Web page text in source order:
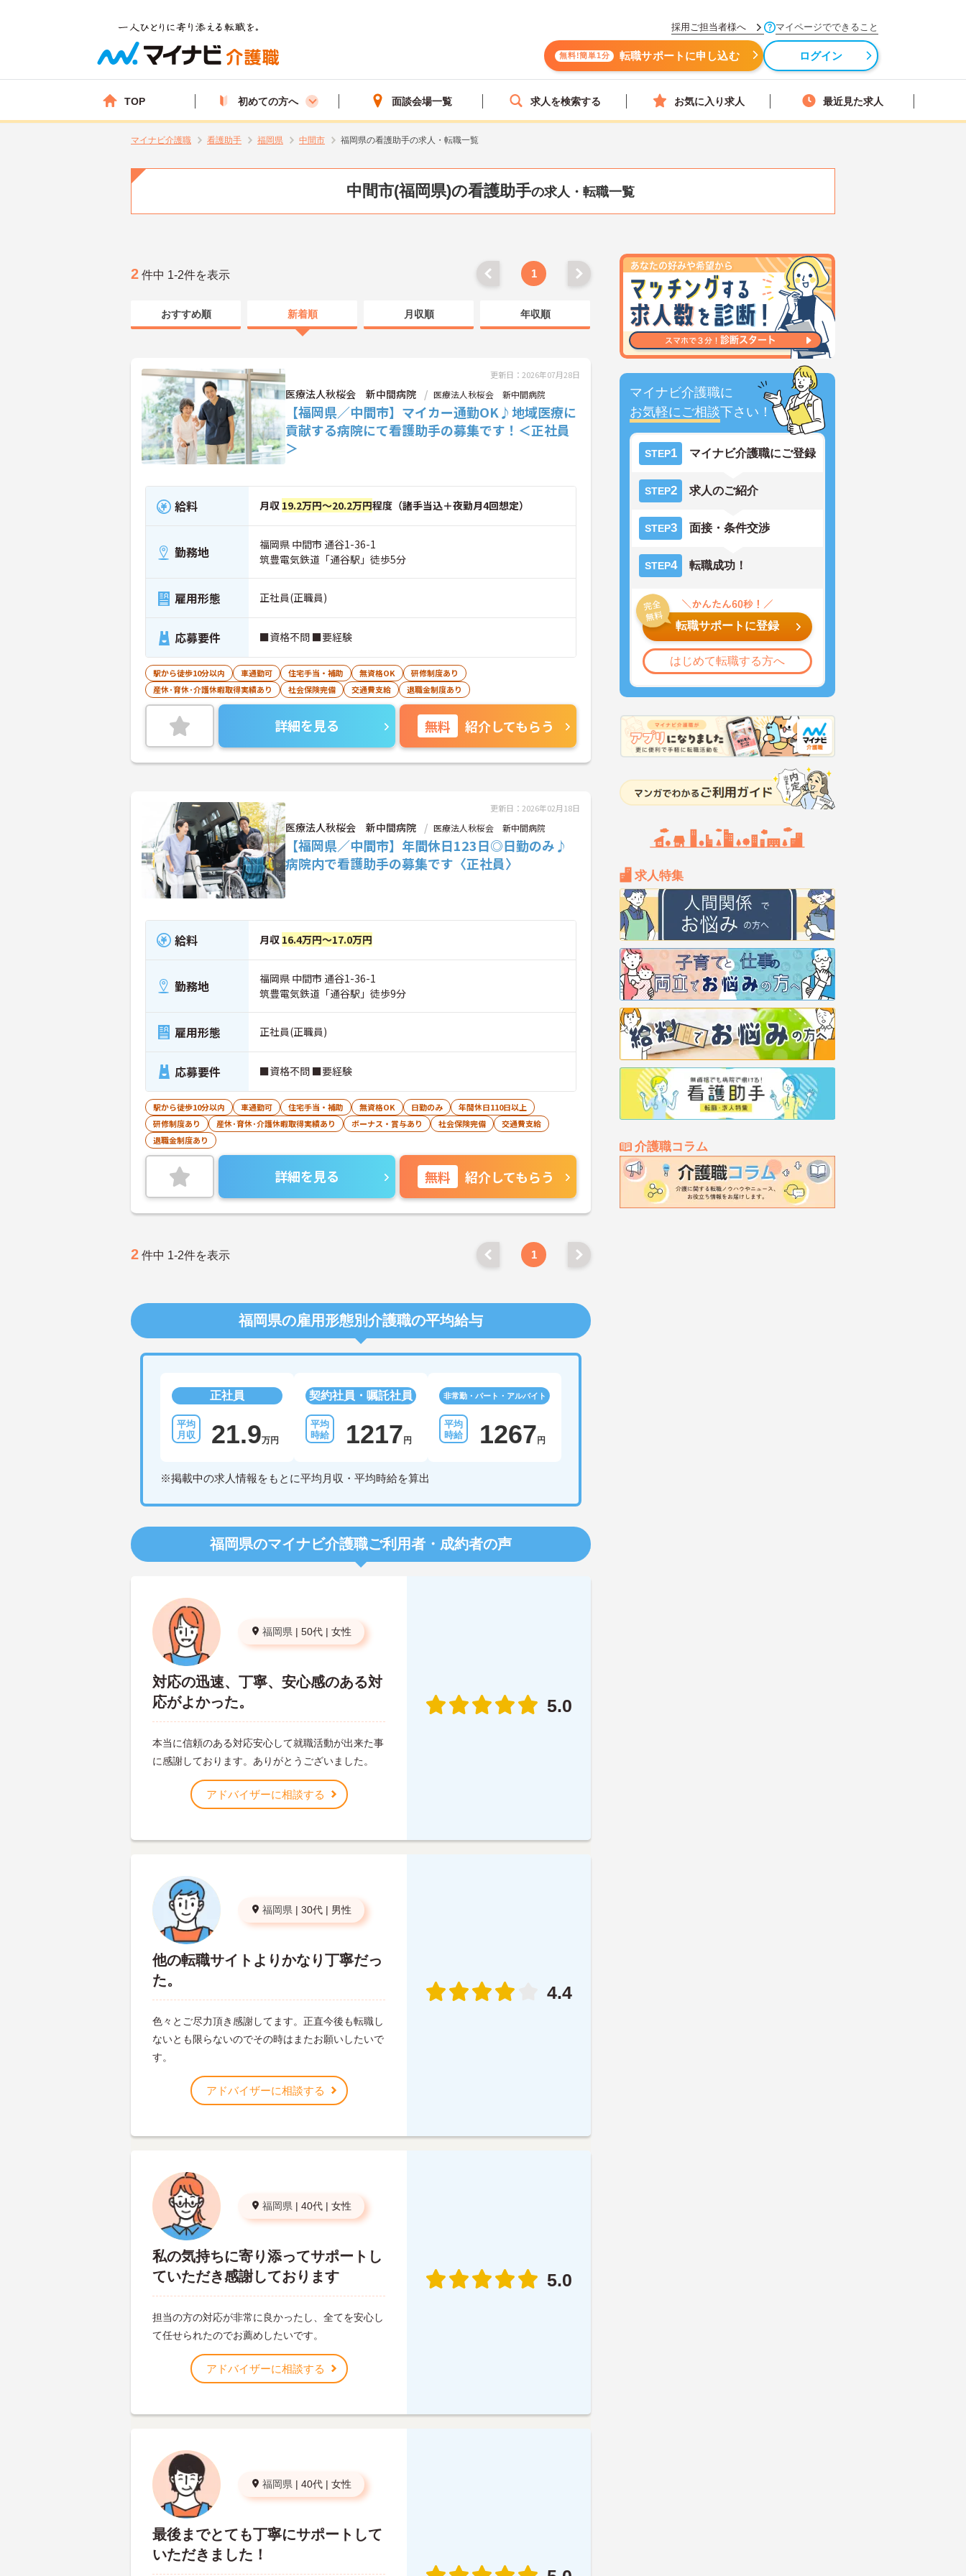
採用ご担当者様へ マイページでできること
無料!簡単1分 転職サポートに申し込む ログイン
TOP 初めての方へ 面談会場一覧 求人を検索する お気に入り求人 最近見た求人
マイナビ介護職 看護助手 福岡県 中間市 福岡県の看護助手の求人・転職一覧
中間市(福岡県)の看護助手の求人・転職一覧
マイナビ介護職に
お気軽にご相談下さい！
STEP1 マイナビ介護職にご登録
STEP2 求人のご紹介
STEP3 面接・条件交渉
STEP4 転職成功！
転職サポートに登録
はじめて転職する方へ
求人特集
介護職コラム
2 件中 1-2件を表示 1
おすすめ順 新着順 月収順 年収順
更新日：2026年07月28日
医療法人秋桜会 新中間病院 医療法人秋桜会 新中間病院
【福岡県／中間市】マイカー通勤OK♪地域医療に
貢献する病院にて看護助手の募集です！＜正社員
＞
給料 月収 19.2万円～20.2万円程度（諸手当込＋夜勤月4回想定）
勤務地
福岡県 中間市 通谷1-36-1
筑豊電気鉄道「通谷駅」徒歩5分
雇用形態 正社員(正職員)
応募要件 ■資格不問 ■要経験
駅から徒歩10分以内 車通勤可 住宅手当・補助 無資格OK
研修制度あり
産休･育休･介護休暇取得実績あり
社会保険完備 交通費支給 退職金制度あり
詳細を見る 無料 紹介してもらう
更新日：2026年02月18日
医療法人秋桜会 新中間病院 医療法人秋桜会 新中間病院
【福岡県／中間市】年間休日123日◎日勤のみ♪
病院内で看護助手の募集です〈正社員〉
給料 月収 16.4万円～17.0万円
勤務地
福岡県 中間市 通谷1-36-1
筑豊電気鉄道「通谷駅」徒歩9分
雇用形態 正社員(正職員)
応募要件 ■資格不問 ■要経験
駅から徒歩10分以内 車通勤可 住宅手当・補助 無資格OK 日勤のみ
年間休日110日以上
研修制度あり
産休･育休･介護休暇取得実績あり ボーナス・賞与あり 社会保険完備
交通費支給
退職金制度あり
詳細を見る 無料 紹介してもらう
2 件中 1-2件を表示 1
福岡県の雇用形態別介護職の平均給与
正社員
21.9万円
契約社員・嘱託社員
1217円
非常勤・パート・アルバイト
1267円
※掲載中の求人情報をもとに平均月収・平均時給を算出
福岡県のマイナビ介護職ご利用者・成約者の声
福岡県 | 50代 | 女性
対応の迅速、丁寧、安心感のある対
応がよかった。
本当に信頼のある対応安心して就職活動が出来た事
に感謝しております。ありがとうございました。
アドバイザーに相談する
5.0
福岡県 | 30代 | 男性
他の転職サイトよりかなり丁寧だっ
た。
色々とご尽力頂き感謝してます。正直今後も転職し
ないとも限らないのでその時はまたお願いしたいで
す。
アドバイザーに相談する
4.4
福岡県 | 40代 | 女性
私の気持ちに寄り添ってサポートし
ていただき感謝しております
担当の方の対応が非常に良かったし、全てを安心し
て任せられたのでお薦めしたいです。
アドバイザーに相談する
5.0
福岡県 | 40代 | 女性
最後までとても丁寧にサポートして
いただきました！